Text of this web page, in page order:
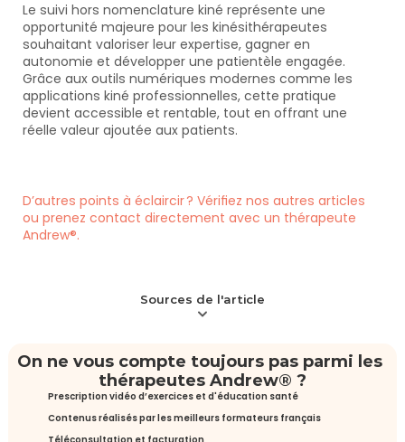
Le suivi hors nomenclature kiné représente une
opportunité majeure pour les kinésithérapeutes
souhaitant valoriser leur expertise, gagner en
autonomie et développer une patientèle engagée.
Grâce aux outils numériques modernes comme les
applications kiné professionnelles, cette pratique
devient accessible et rentable, tout en offrant une
réelle valeur ajoutée aux patients.
D’autres points à éclaircir ? Vérifiez nos autres articles
ou prenez contact directement avec un thérapeute
Andrew®.
Sources de l'article
On ne vous compte toujours pas parmi les
thérapeutes Andrew® ?
Prescription vidéo d’exercices et d'éducation santé
Contenus réalisés par les meilleurs formateurs français